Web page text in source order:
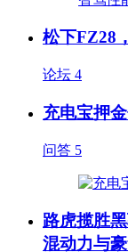
松下FZ28
论坛 4
充电宝押
问答 5
路虎揽胜
混动力与